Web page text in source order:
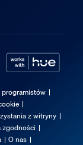
programistów
z witryny
zgodności
O nas